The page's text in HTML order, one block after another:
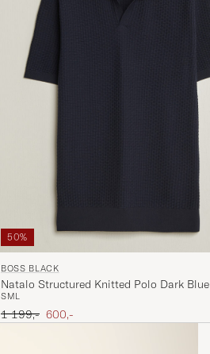
50%
BOSS BLACK
Natalo Structured Knitted Polo Dark Blue
SML
Ordinary pris
1 199,- Nedsat pris
600,-